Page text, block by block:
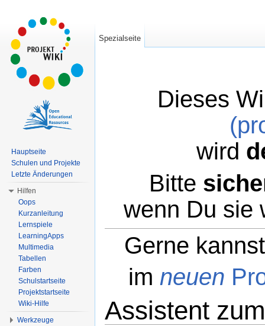
Dieses
wird
Bitte
wenn Du sie
Gerne
im neuen
Assistent
Spezialseite
Hauptseite
Schulen und Projekte
Letzte Änderungen
Hilfen
Oops
Kurzanleitung
Lernspiele
LearningApps
Multimedia
Tabellen
Farben
Schulstartseite
Projektstartseite
Wiki-Hilfe
Werkzeuge